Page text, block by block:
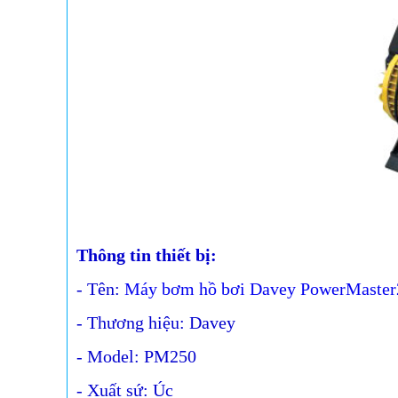
Thông tin thiết bị:
- Tên: Máy bơm hồ bơi Davey
- Thương hiệu: Davey
- Model: PM250
- Xuất sứ: Úc